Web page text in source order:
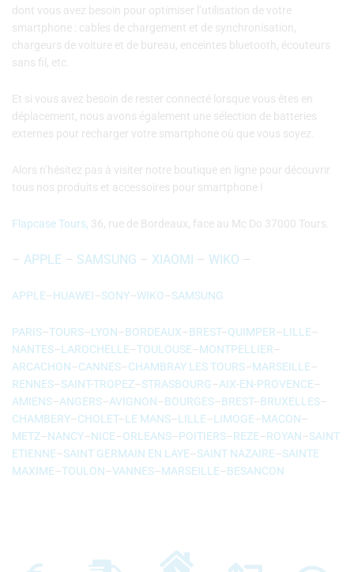
dont vous avez besoin pour optimiser l’utilisation de votre
smartphone : cables de chargement et de synchronisation,
chargeurs de voiture et de bureau, enceintes bluetooth, écouteurs
sans fil, etc.
Et si vous avez besoin de rester connecté lorsque vous êtes en
déplacement, nous avons également une sélection de batteries
externes pour recharger votre smartphone où que vous soyez.
Alors n’hésitez pas à visiter notre boutique en ligne pour découvrir
tous nos produits et accessoires pour smartphone !
Flapcase Tours, 36, rue de Bordeaux, face au Mc Do 37000 Tours.
– APPLE – SAMSUNG – XIAOMI – WIKO –
APPLE–HUAWEI–SONY–WIKO–SAMSUNG
PARIS–TOURS–LYON–BORDEAUX–BREST–QUIMPER–LILLE–
NANTES–LAROCHELLE–TOULOUSE–MONTPELLIER–
ARCACHON–CANNES–CHAMBRAY LES TOURS–MARSEILLE–
RENNES–SAINT-TROPEZ–STRASBOURG–AIX-EN-PROVENCE–
AMIENS–ANGERS–AVIGNON–BOURGES–BREST–BRUXELLES–
CHAMBERY–CHOLET–LE MANS–LILLE–LIMOGE–MACON–
METZ–NANCY–NICE–ORLEANS–POITIERS–REZE–ROYAN–SAINT
ETIENNE–SAINT GERMAIN EN LAYE–SAINT NAZAIRE–SAINTE
MAXIME–TOULON–VANNES–MARSEILLE–BESANCON